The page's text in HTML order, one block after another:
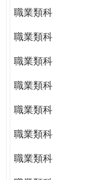
職業類科
職業類科
職業類科
職業類科
職業類科
職業類科
職業類科